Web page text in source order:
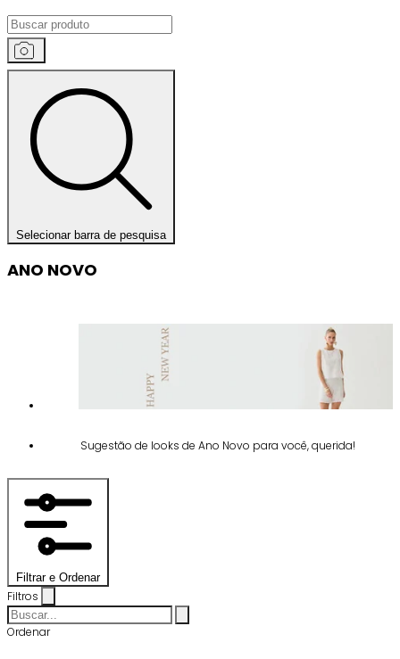
Selecionar barra de pesquisa
ANO NOVO
Sugestão de looks de Ano Novo para você, querida!
Filtrar e Ordenar
Filtros
Ordenar